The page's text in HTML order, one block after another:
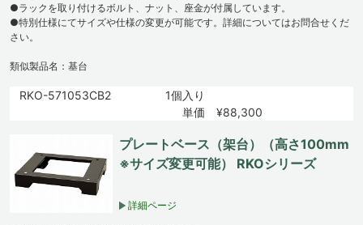
●ラックを取り付けるボルト、ナット、座金が付属しています。
●特別仕様にてサイズや仕様の変更が可能です。詳細についてはお問合せくだ
さい。
類似製品名：基台
RKO-571053CB2
1個入り
単価 ¥88,300
プレートベース（架台）（高さ100mm
※サイズ変更可能） RKOシリーズ
詳細ページ